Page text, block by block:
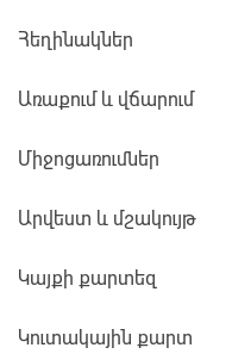
Հեղինակներ
Առաքում և վճարում
Միջոցառումներ
Արվեստ և մշակույթ
Կայքի քարտեզ
Կուտակային քարտ